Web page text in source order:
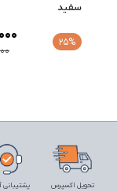
سفید
25%
تحویل اکسپرس پشتیبانی